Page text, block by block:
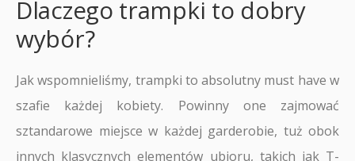
Dlaczego trampki to dobry
wybór?
Jak wspomnieliśmy, trampki to absolutny must have w
szafie każdej kobiety. Powinny one zajmować
sztandarowe miejsce w każdej garderobie, tuż obok
innych klasycznych elementów ubioru, takich jak T-